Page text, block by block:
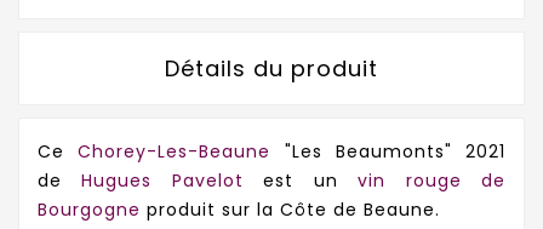
Détails du produit
CeChorey-Les-Beaune
"Les Beaumonts" 2021
deHugues Pavelot est unvin rouge de
Bourgogne produit sur la Côte de Beaune.